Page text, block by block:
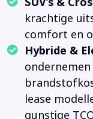
krachtige
comfort en
Hybride &
lease
gunstige